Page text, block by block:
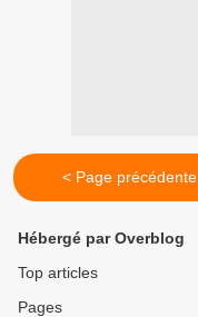
< Page précédente
Hébergé par Overblog
Top articles
Pages